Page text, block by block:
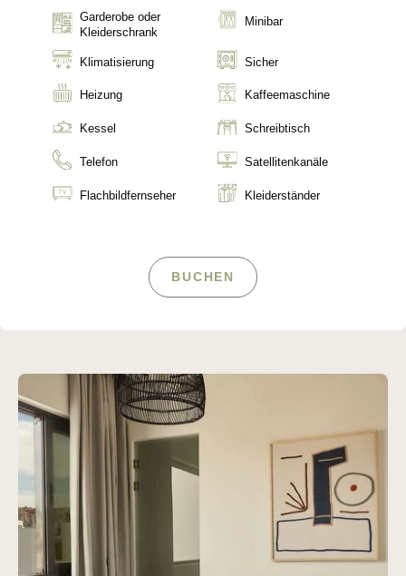
Garderobe oder
Kleiderschrank
Minibar
Klimatisierung Sicher
Heizung Kaffeemaschine
Kessel Schreibtisch
Telefon Satellitenkanäle
Flachbildfernseher Kleiderständer
BUCHEN